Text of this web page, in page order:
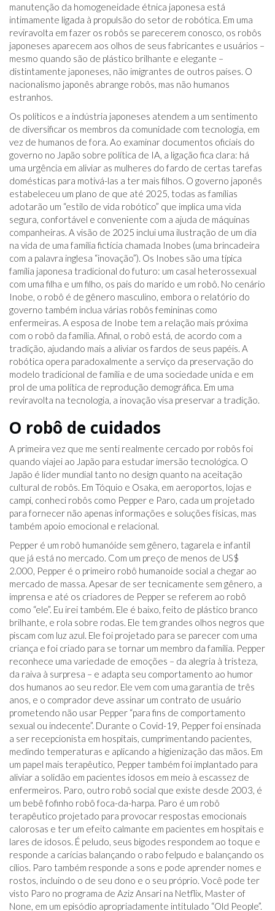
manutenção da homogeneidade étnica japonesa está
intimamente ligada à propulsão do setor de robótica. Em uma
reviravolta em fazer os robôs se parecerem conosco, os robôs
japoneses aparecem aos olhos de seus fabricantes e usuários –
mesmo quando são de plástico brilhante e elegante –
distintamente japoneses, não imigrantes de outros países. O
nacionalismo japonês abrange robôs, mas não humanos
estranhos.
Os políticos e a indústria japoneses atendem a um sentimento
de diversificar os membros da comunidade com tecnologia, em
vez de humanos de fora. Ao examinar documentos oficiais do
governo no Japão sobre política de IA, a ligação fica clara: há
uma urgência em aliviar as mulheres do fardo de certas tarefas
domésticas para motivá-las a ter mais filhos. O governo japonês
estabeleceu um plano de que até 2025, todas as famílias
adotarão um “estilo de vida robótico” que implica uma vida
segura, confortável e conveniente com a ajuda de máquinas
companheiras. A visão de 2025 inclui uma ilustração de um dia
na vida de uma família fictícia chamada Inobes (uma brincadeira
com a palavra inglesa “inovação”). Os Inobes são uma típica
família japonesa tradicional do futuro: um casal heterossexual
com uma filha e um filho, os pais do marido e um robô. No cenário
Inobe, o robô é de gênero masculino, embora o relatório do
governo também inclua várias robôs femininas como
enfermeiras. A esposa de Inobe tem a relação mais próxima
com o robô da família. Afinal, o robô está, de acordo com a
tradição, ajudando mais a aliviar os fardos de seus papéis. A
robótica opera paradoxalmente a serviço da preservação do
modelo tradicional de família e de uma sociedade unida e em
prol de uma política de reprodução demográfica. Em uma
reviravolta na tecnologia, a inovação visa preservar a tradição.
O robô de cuidados
A primeira vez que me senti realmente cercado por robôs foi
quando viajei ao Japão para estudar imersão tecnológica. O
Japão é líder mundial tanto no design quanto na aceitação
cultural de robôs. Em Tóquio e Osaka, em aeroportos, lojas e
campi, conheci robôs como Pepper e Paro, cada um projetado
para fornecer não apenas informações e soluções físicas, mas
também apoio emocional e relacional.
Pepper é um robô humanóide sem gênero, tagarela e infantil
que já está no mercado. Com um preço de menos de US$
2.000, Pepper é o primeiro robô humanoide social a chegar ao
mercado de massa. Apesar de ser tecnicamente sem gênero, a
imprensa e até os criadores de Pepper se referem ao robô
como “ele”. Eu irei também. Ele é baixo, feito de plástico branco
brilhante, e rola sobre rodas. Ele tem grandes olhos negros que
piscam com luz azul. Ele foi projetado para se parecer com uma
criança e foi criado para se tornar um membro da família. Pepper
reconhece uma variedade de emoções – da alegria à tristeza,
da raiva à surpresa – e adapta seu comportamento ao humor
dos humanos ao seu redor. Ele vem com uma garantia de três
anos, e o comprador deve assinar um contrato de usuário
prometendo não usar Pepper “para fins de comportamento
sexual ou indecente”. Durante o Covid-19, Pepper foi ensinada
a ser recepcionista em hospitais, cumprimentando pacientes,
medindo temperaturas e aplicando a higienização das mãos. Em
um papel mais terapêutico, Pepper também foi implantado para
aliviar a solidão em pacientes idosos em meio à escassez de
enfermeiros. Paro, outro robô social que existe desde 2003, é
um bebê fofinho robô foca-da-harpa. Paro é um robô
terapêutico projetado para provocar respostas emocionais
calorosas e ter um efeito calmante em pacientes em hospitais e
lares de idosos. É peludo, seus bigodes respondem ao toque e
responde a carícias balançando o rabo felpudo e balançando os
cílios. Paro também responde a sons e pode aprender nomes e
rostos, incluindo o de seu dono e o seu próprio. Você pode ter
visto Paro no programa de Aziz Ansari na Netflix, Master of
None, em um episódio apropriadamente intitulado “Old People”.